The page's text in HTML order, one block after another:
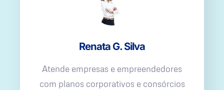
Renata G. Silva
Atende empresas e empreendedores
com planos corporativos e consórcios